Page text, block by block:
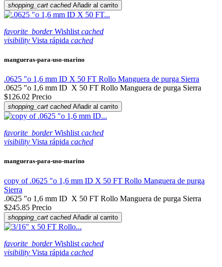
shopping_cart cached Añadir al carrito
favorite_border Wishlist cached
visibility Vista rápida cached
mangueras-para-uso-marino
.0625 "o 1,6 mm ID X 50 FT Rollo Manguera de purga Sierra
.0625 "o 1,6 mm ID X 50 FT Rollo Manguera de purga Sierra
$126.02 Precio
shopping_cart cached Añadir al carrito
favorite_border Wishlist cached
visibility Vista rápida cached
mangueras-para-uso-marino
copy of .0625 "o 1,6 mm ID X 50 FT Rollo Manguera de purga
Sierra
.0625 "o 1,6 mm ID X 50 FT Rollo Manguera de purga Sierra
$245.85 Precio
shopping_cart cached Añadir al carrito
favorite_border Wishlist cached
visibility Vista rápida cached